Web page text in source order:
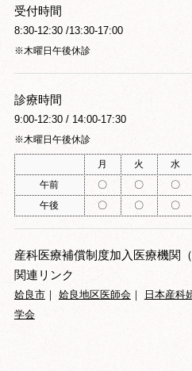
受付時間
8:30-12:30 /13:30-17:00
※木曜日午後休診
診療時間
9:00-12:30 / 14:00-17:30
※木曜日午後休診
月 火 水
午前
〇 〇 〇
午後
〇 〇 〇
産科医療補償制度加入医療機関
関連リンク
姶良市｜ 姶良地区医師会｜ 日本産科
学会